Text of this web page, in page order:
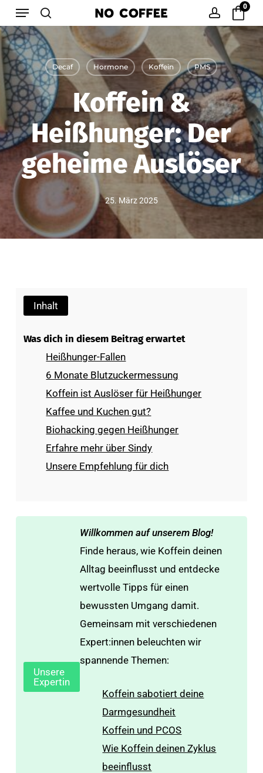
Skip
to
main
content
0
search account
Menu
Decaf Hormone Koffein PMS
Koffein &
Heißhunger: Der
geheime Auslöser
25. März 2025
Inhalt
Was dich in diesem Beitrag erwartet
Heißhunger-Fallen
6 Monate Blutzuckermessung
Koffein ist Auslöser für Heißhunger
Kaffee und Kuchen gut?
Biohacking gegen Heißhunger
Erfahre mehr über Sindy
Unsere Empfehlung für dich
Unsere
Expertin
Willkommen auf unserem Blog!
Finde heraus, wie Koffein deinen
Alltag beeinflusst und entdecke
wertvolle Tipps für einen
bewussten Umgang damit.
Gemeinsam mit verschiedenen
Expert:innen beleuchten wir
spannende Themen:
Koffein sabotiert deine
Darmgesundheit
Koffein und PCOS
Wie Koffein deinen Zyklus
beeinflusst